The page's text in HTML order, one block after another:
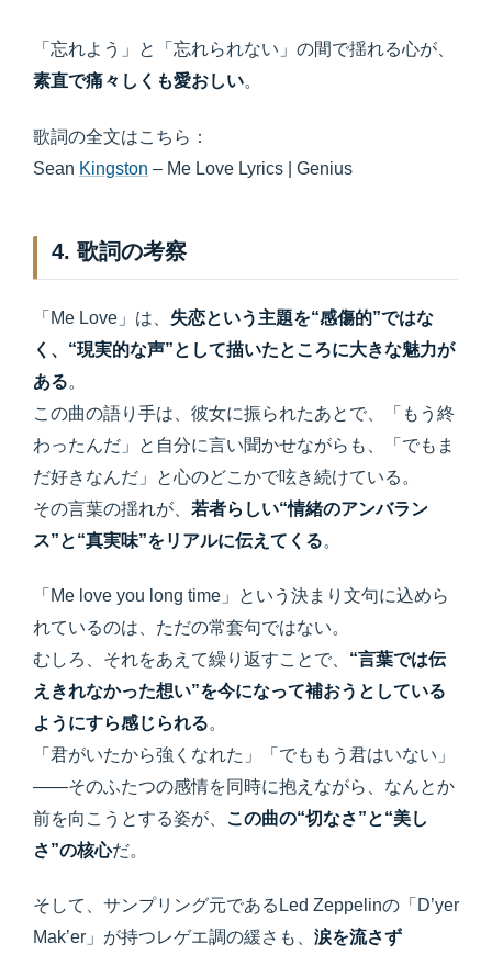
「忘れよう」と「忘れられない」の間で揺れる心が、
素直で痛々しくも愛おしい。
歌詞の全文はこちら：
Sean Kingston – Me Love Lyrics | Genius
4. 歌詞の考察
「Me Love」は、 失恋という主題を“感傷的”ではな
く、“現実的な声”として描いたところに大きな魅力が
ある。
この曲の語り手は、彼女に振られたあとで、「もう終
わったんだ」と自分に言い聞かせながらも、「でもま
だ好きなんだ」と心のどこかで呟き続けている。
その言葉の揺れが、 若者らしい“情緒のアンバラン
ス”と“真実味”をリアルに伝えてくる。
「Me love you long time」という決まり文句に込めら
れているのは、ただの常套句ではない。
むしろ、それをあえて繰り返すことで、 “言葉では伝
えきれなかった想い”を今になって補おうとしている
ようにすら感じられる。
「君がいたから強くなれた」「でももう君はいない」
——そのふたつの感情を同時に抱えながら、なんとか
前を向こうとする姿が、
この曲の“切なさ”と“美し
さ”の核心だ。
そして、サンプリング元であるLed Zeppelinの「D’yer
Mak’er」が持つレゲエ調の緩さも、 涙を流さず